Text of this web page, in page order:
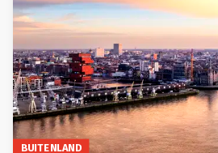
BUITENLAND